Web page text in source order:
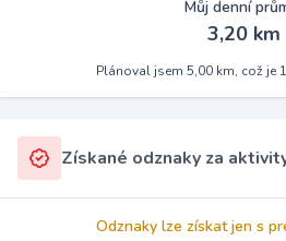
Můj denní
3,20 km
Plánoval jsem 5,00 km, což je
Získané odznaky za
Odznaky lze získat jen s